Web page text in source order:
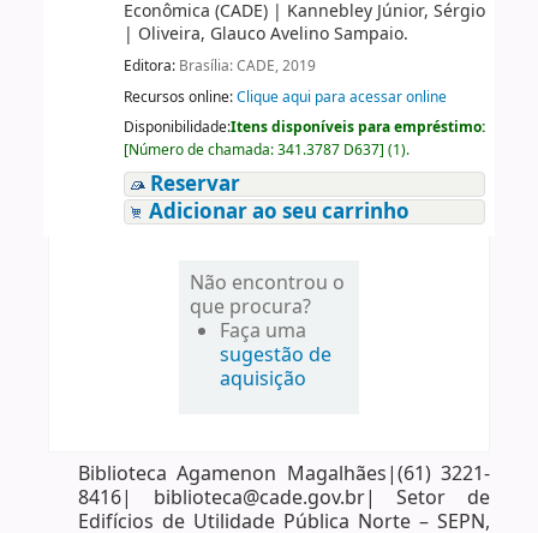
Econômica (CADE)| Kannebley Júnior, Sérgio
| Oliveira, Glauco Avelino Sampaio.
Editora: Brasília: CADE, 2019
Recursos online:Clique aqui para acessar online
Disponibilidade:Itens disponíveis para empréstimo:
[Número de chamada:341.3787 D637] (1).
Reservar
Adicionar ao seu carrinho
Não encontrou o
que procura?
Faça uma
sugestão de
aquisição
Biblioteca Agamenon Magalhães|(61) 3221-
8416| biblioteca@cade.gov.br| Setor de
Edifícios de Utilidade Pública Norte – SEPN,